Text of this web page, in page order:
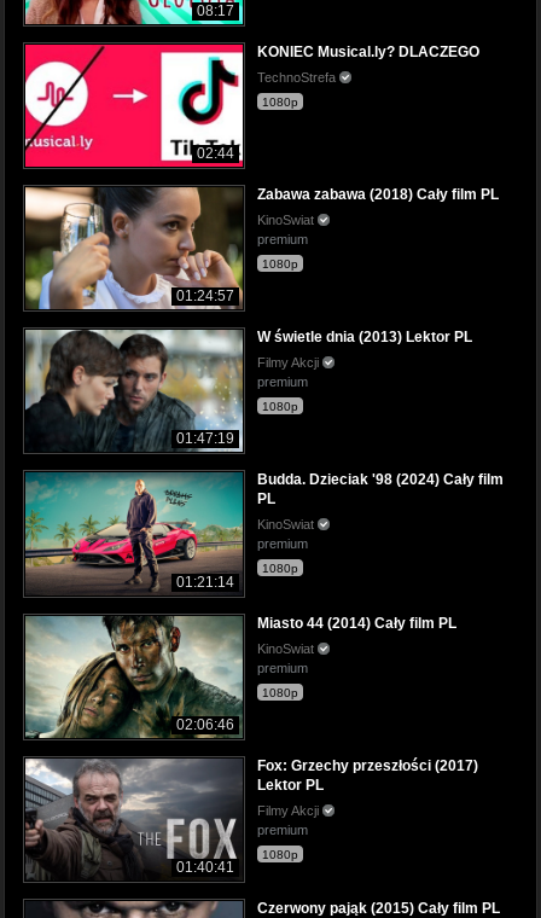
08:17
02:44
KONIEC Musical.ly? DLACZEGO
TechnoStrefa
1080p
01:24:57
Zabawa zabawa (2018) Cały film PL
KinoSwiat
premium
1080p
01:47:19
W świetle dnia (2013) Lektor PL
Filmy Akcji
premium
1080p
01:21:14
Budda. Dzieciak '98 (2024) Cały film
PL
KinoSwiat
premium
1080p
02:06:46
Miasto 44 (2014) Cały film PL
KinoSwiat
premium
1080p
01:40:41
Fox: Grzechy przeszłości (2017)
Lektor PL
Filmy Akcji
premium
1080p
Czerwony pająk (2015) Cały film PL